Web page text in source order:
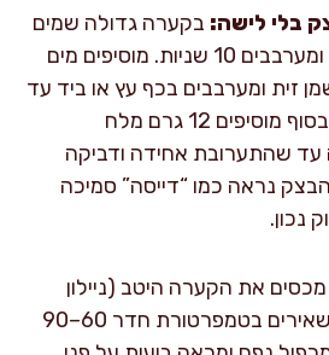
בלי לישה: בקערה גדולה שמים
קמח, שמרים וסוכר ומערבבים 10 שניות. מוסיפים מים
ו-60 מ"ל שמן זית ומערבבים בכף עץ או ביד עד
שאין קמח יבש. רק בסוף מוסיפים 12 גרם מלח
עד שהתערובת אחידה ודביקה
הבצק נראה כמו “דייסה” סמיכה
נכון.
מכסים את הקערה היטב (ניילון
נצמד או מכסה) ומשאירים בטמפרטורת חדר 60–90